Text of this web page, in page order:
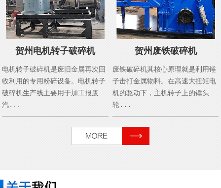
贺州电机转子破碎机
电机转子破碎机是废旧金属再次回
收利用的专用粉碎设备。电机转子
破碎机生产线主要用于加工报废
汽...
贺州废铁破碎机
废铁破碎机其核心原理就是利用锤
子击打金属物料。在高速大扭矩电
机的驱动下，主机转子上的锤头
轮...